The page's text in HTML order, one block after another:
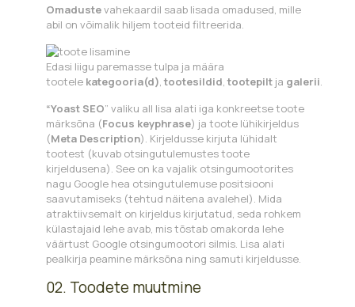
Omadustevahekaardil saab lisada omadused, mille
abil on võimalik hiljem tooteid filtreerida.
Edasi liigu paremasse tulpa ja määra
tootele kategooria(d) ,tootesildid ,tootepilt ja galerii
“Yoast SEO” valiku all lisa alati iga konkreetse toote
märksõna (Focus keyphrase) ja toote lühikirjeldus
(Meta Description). Kirjeldusse kirjuta lühidalt
tootest (kuvab otsingutulemustes toote
kirjeldusena). See on ka vajalik otsingumootorites
nagu Google hea otsingutulemuse positsiooni
saavutamiseks (tehtud näitena avalehel). Mida
atraktiivsemalt on kirjeldus kirjutatud, seda rohkem
külastajaid lehe avab, mis tõstab omakorda lehe
väärtust Google otsingumootori silmis. Lisa alati
pealkirja peamine märksõna ning samuti kirjeldusse.
02. Toodete muutmine